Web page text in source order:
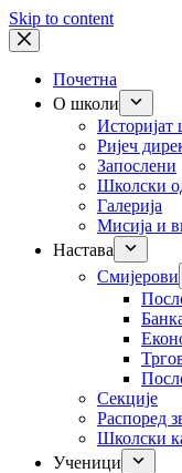
Skip to content
Почетна
О школи
Историјат
Ријеч
Запослени
Школски
Галерија
Мисија и
Настава
Смијерови
Секције
Распоред
Школски
Ученици